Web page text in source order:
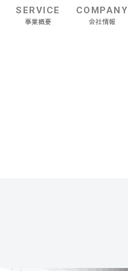
SERVICE
事業概要
COMPANY
会社情報